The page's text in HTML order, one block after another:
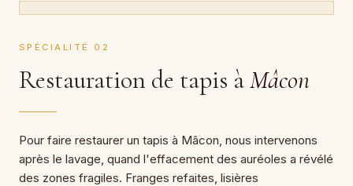
SPÉCIALITÉ 02
Restauration de tapis àMâcon
Pour faire restaurer un tapis à Mâcon, nous intervenons
après le lavage, quand l'effacement des auréoles a révélé
des zones fragiles. Franges refaites, lisières